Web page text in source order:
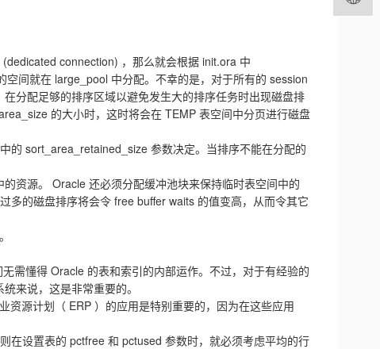
connection) ，那么就会根据 init.ora 中
间就在 large_pool 中分配。不幸的是，对于所有的 session
分配足够的排序区域以避免发生大的排序任务时出现磁盘排
的大小时，这时将会在 TEMP 表空间中分页进行磁盘
的 sort_area_retained_size 参数决定。当排序不能在分配的
资源。 Oracle 还必须分配缓冲池块来保持临时表空间中的
多的磁盘排序将会令 free buffer waits 的值变高，从而令其它
需懂得 Oracle 的表和索引的内部运作。不过，对于有经验的
来说，这是非常重要的。
源计划（ ERP ）的应用是特别重要的，因为在这些应用
在设置表的 pctfree 和 pctused 参数时，就必须考虑平均的行